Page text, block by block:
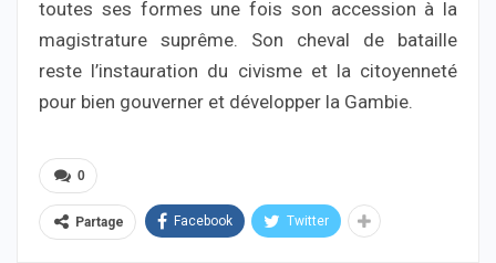
toutes ses formes une fois son accession à la
magistrature suprême. Son cheval de bataille
reste l’instauration du civisme et la citoyenneté
pour bien gouverner et développer la Gambie.
0
Partage Facebook Twitter